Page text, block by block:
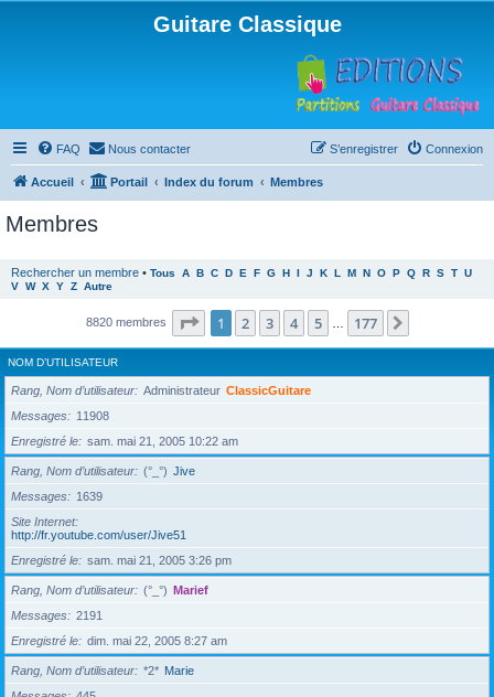
Guitare Classique
FAQ Nous contacter Connexion
S’enregistrer
Accueil Portail Index du forum Membres
Membres
Rechercher un membre • Tous A B C D E F G H I J K L M N O P Q R S T U
V W X Y Z Autre
8820 membres Page 1sur177
1 2 3 4 5 177
NOM D’UTILISATEUR
Rang, Nom d’utilisateur Administrateur ClassicGuitare
Messages
11908
Enregistré le
sam. mai 21, 2005 10:22 am
Rang, Nom d’utilisateur (°_°) Jive
Messages
1639
Site Internet
http://fr.youtube.com/user/Jive51
Enregistré le
sam. mai 21, 2005 3:26 pm
Rang, Nom d’utilisateur (°_°) Marief
Messages
2191
Enregistré le
dim. mai 22, 2005 8:27 am
Rang, Nom d’utilisateur *2* Marie